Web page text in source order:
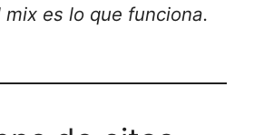
es lo que funciona.